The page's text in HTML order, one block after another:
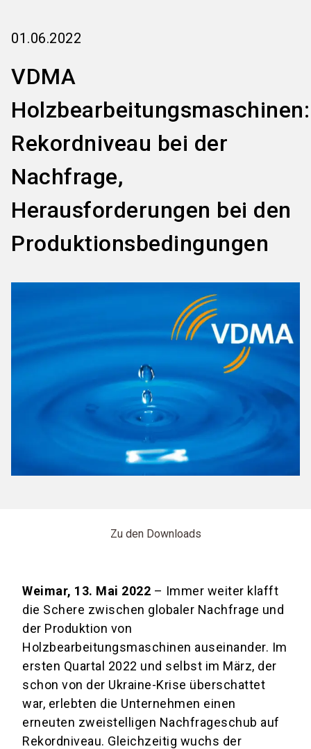
01.06.2022
VDMA
Holzbearbeitungsmaschinen:
Rekordniveau bei der
Nachfrage,
Herausforderungen bei den
Produktionsbedingungen
Zu den Downloads
Weimar, 13. Mai 2022 – Immer weiter klafft
die Schere zwischen globaler Nachfrage und
der Produktion von
Holzbearbeitungsmaschinen auseinander. Im
ersten Quartal 2022 und selbst im März, der
schon von der Ukraine-Krise überschattet
war, erlebten die Unternehmen einen
erneuten zweistelligen Nachfrageschub auf
Rekordniveau. Gleichzeitig wuchs der